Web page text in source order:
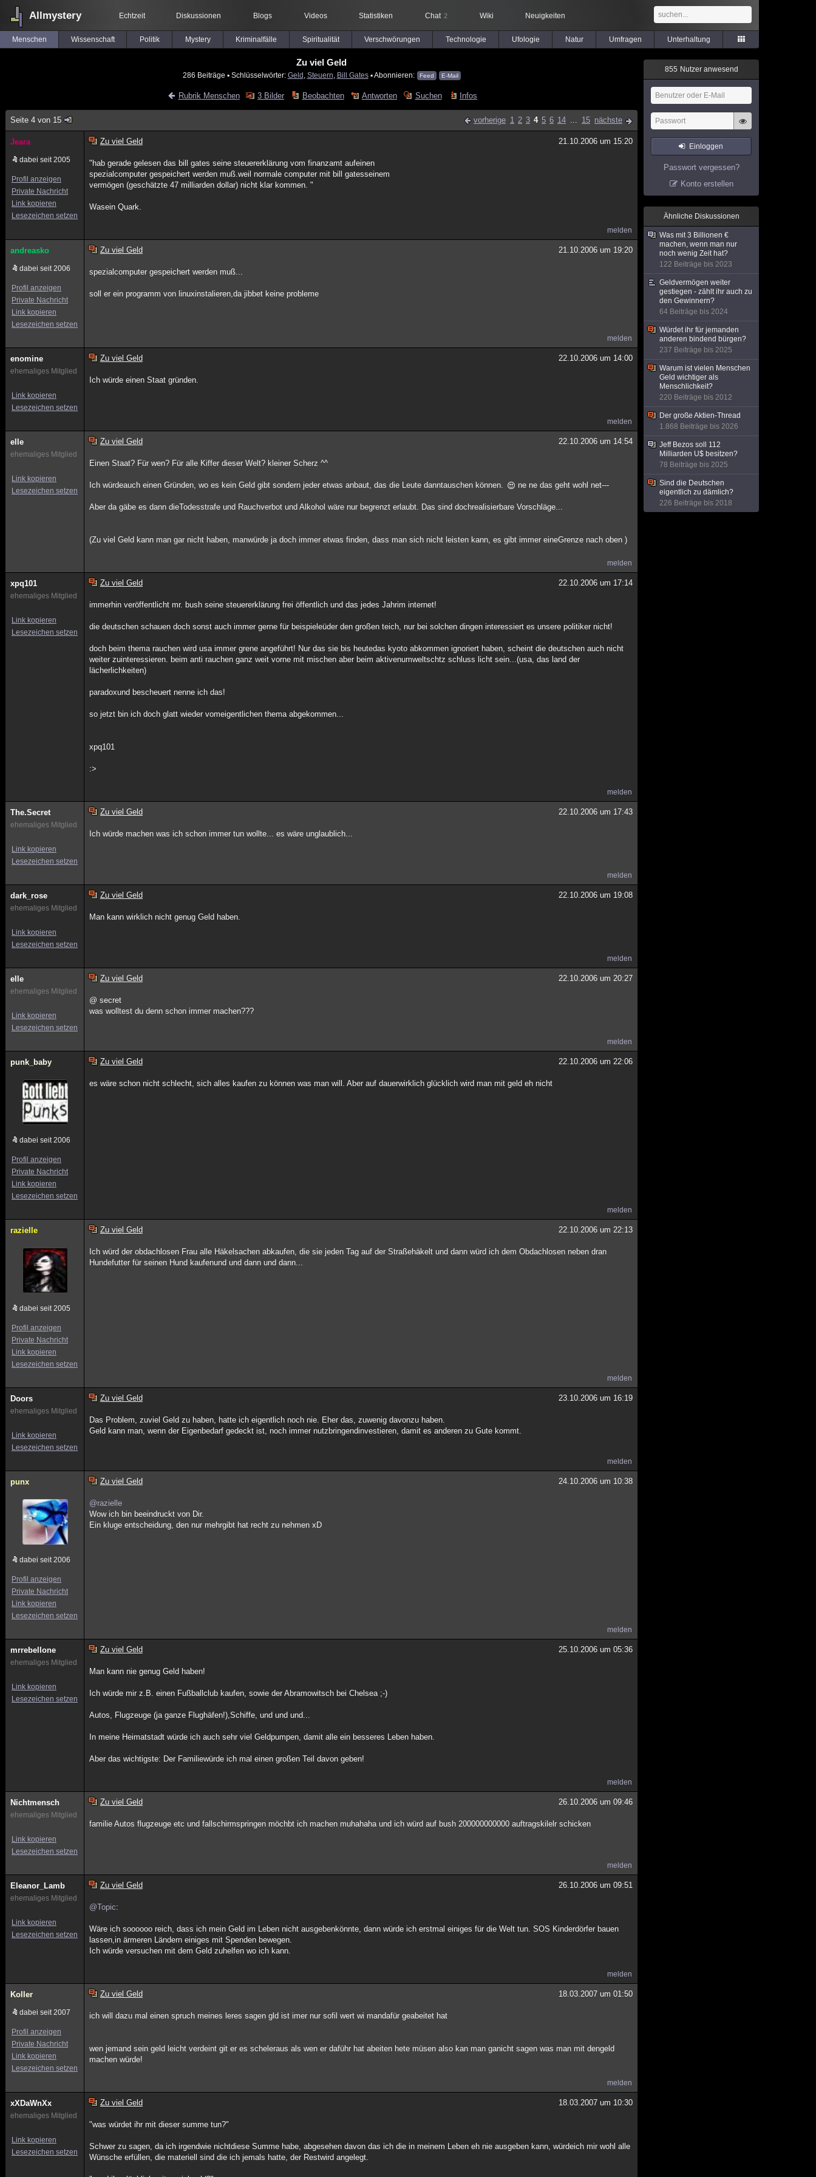
Allmystery Echtzeit Diskussionen Blogs Videos Statistiken Chat 2 Wiki Neuigkeiten
Menschen Wissenschaft Politik Mystery Kriminalfälle Spiritualität Verschwörungen Technologie Ufologie Natur Umfragen Unterhaltung
Zu viel Geld
286 Beiträge ▪ Schlüsselwörter: Geld Steuern Bill Gates▪ Abonnieren: Feed E-Mail
Rubrik Menschen 3 Bilder Beobachten Antworten Suchen Infos
Seite 4 von 15 vorherige 1 2 3 4 5 6 14 ... 15 nächste
Jeara
dabei seit 2005
Profil anzeigen
Private Nachricht
Link kopieren
Lesezeichen setzen
Zu viel Geld 21.10.2006 um 15:20
"hab gerade gelesen das bill gates seine steuererklärung vom finanzamt aufeinen
spezialcomputer gespeichert werden muß.weil normale computer mit bill gatesseinem
vermögen (geschätzte 47 milliarden dollar) nicht klar kommen. "
Wasein Quark.
melden
andreasko
dabei seit 2006
Profil anzeigen
Private Nachricht
Link kopieren
Lesezeichen setzen
Zu viel Geld 21.10.2006 um 19:20
spezialcomputer gespeichert werden muß...
soll er ein programm von linuxinstalieren,da jibbet keine probleme
melden
enomine
ehemaliges Mitglied
Link kopieren
Lesezeichen setzen
Zu viel Geld 22.10.2006 um 14:00
Ich würde einen Staat gründen.
melden
elle
ehemaliges Mitglied
Link kopieren
Lesezeichen setzen
Zu viel Geld 22.10.2006 um 14:54
Einen Staat? Für wen? Für alle Kiffer dieser Welt? kleiner Scherz ^^
Ich würdeauch einen Gründen, wo es kein Geld gibt sondern jeder etwas anbaut, das die Leute danntauschen können. ne ne das geht wohl net---
Aber da gäbe es dann dieTodesstrafe und Rauchverbot und Alkohol wäre nur begrenzt erlaubt. Das sind dochrealisierbare Vorschläge...
(Zu viel Geld kann man gar nicht haben, manwürde ja doch immer etwas finden, dass man sich nicht leisten kann, es gibt immer eineGrenze nach oben )
melden
xpq101
ehemaliges Mitglied
Link kopieren
Lesezeichen setzen
Zu viel Geld 22.10.2006 um 17:14
immerhin veröffentlicht mr. bush seine steuererklärung frei öffentlich und das jedes Jahrim internet!
die deutschen schauen doch sonst auch immer gerne für beispieleüder den großen teich, nur bei solchen dingen interessiert es unsere politiker nicht!
doch beim thema rauchen wird usa immer grene angeführt! Nur das sie bis heutedas kyoto abkommen ignoriert haben, scheint die deutschen auch nicht
weiter zuinteressieren. beim anti rauchen ganz weit vorne mit mischen aber beim aktivenumweltschtz schluss licht sein...(usa, das land der
lächerlichkeiten)
paradoxund bescheuert nenne ich das!
so jetzt bin ich doch glatt wieder vomeigentlichen thema abgekommen...
xpq101
:>
melden
The.Secret
ehemaliges Mitglied
Link kopieren
Lesezeichen setzen
Zu viel Geld 22.10.2006 um 17:43
Ich würde machen was ich schon immer tun wollte... es wäre unglaublich...
melden
dark_rose
ehemaliges Mitglied
Link kopieren
Lesezeichen setzen
Zu viel Geld 22.10.2006 um 19:08
Man kann wirklich nicht genug Geld haben.
melden
elle
ehemaliges Mitglied
Link kopieren
Lesezeichen setzen
Zu viel Geld 22.10.2006 um 20:27
@ secret
was wolltest du denn schon immer machen???
melden
punk_baby
dabei seit 2006
Profil anzeigen
Private Nachricht
Link kopieren
Lesezeichen setzen
Zu viel Geld 22.10.2006 um 22:06
es wäre schon nicht schlecht, sich alles kaufen zu können was man will. Aber auf dauerwirklich glücklich wird man mit geld eh nicht
melden
razielle
dabei seit 2005
Profil anzeigen
Private Nachricht
Link kopieren
Lesezeichen setzen
Zu viel Geld 22.10.2006 um 22:13
Ich würd der obdachlosen Frau alle Häkelsachen abkaufen, die sie jeden Tag auf der Straßehäkelt und dann würd ich dem Obdachlosen neben dran
Hundefutter für seinen Hund kaufenund und dann und dann...
melden
Doors
ehemaliges Mitglied
Link kopieren
Lesezeichen setzen
Zu viel Geld 23.10.2006 um 16:19
Das Problem, zuviel Geld zu haben, hatte ich eigentlich noch nie. Eher das, zuwenig davonzu haben.
Geld kann man, wenn der Eigenbedarf gedeckt ist, noch immer nutzbringendinvestieren, damit es anderen zu Gute kommt.
melden
punx
dabei seit 2006
Profil anzeigen
Private Nachricht
Link kopieren
Lesezeichen setzen
Zu viel Geld 24.10.2006 um 10:38
@razielle
Wow ich bin beeindruckt von Dir.
Ein kluge entscheidung, den nur mehrgibt hat recht zu nehmen xD
melden
mrrebellone
ehemaliges Mitglied
Link kopieren
Lesezeichen setzen
Zu viel Geld 25.10.2006 um 05:36
Man kann nie genug Geld haben!
Ich würde mir z.B. einen Fußballclub kaufen, sowie der Abramowitsch bei Chelsea ;-)
Autos, Flugzeuge (ja ganze Flughäfen!),Schiffe, und und und...
In meine Heimatstadt würde ich auch sehr viel Geldpumpen, damit alle ein besseres Leben haben.
Aber das wichtigste: Der Familiewürde ich mal einen großen Teil davon geben!
melden
Nichtmensch
ehemaliges Mitglied
Link kopieren
Lesezeichen setzen
Zu viel Geld 26.10.2006 um 09:46
familie Autos flugzeuge etc und fallschirmspringen möchbt ich machen muhahaha und ich würd auf bush 200000000000 auftragskilelr schicken
melden
Eleanor_Lamb
ehemaliges Mitglied
Link kopieren
Lesezeichen setzen
Zu viel Geld 26.10.2006 um 09:51
@Topic:
Wäre ich soooooo reich, dass ich mein Geld im Leben nicht ausgebenkönnte, dann würde ich erstmal einiges für die Welt tun. SOS Kinderdörfer bauen
lassen,in ärmeren Ländern einiges mit Spenden bewegen.
Ich würde versuchen mit dem Geld zuhelfen wo ich kann.
melden
Koller
dabei seit 2007
Profil anzeigen
Private Nachricht
Link kopieren
Lesezeichen setzen
Zu viel Geld 18.03.2007 um 01:50
ich will dazu mal einen spruch meines leres sagen gld ist imer nur sofil wert wi mandafür geabeitet hat
wen jemand sein geld leicht verdeint git er es scheleraus als wen er daführ hat abeiten hete müsen also kan man ganicht sagen was man mit dengeld
machen würde!
melden
xXDaWnXx
ehemaliges Mitglied
Link kopieren
Lesezeichen setzen
Zu viel Geld 18.03.2007 um 10:30
"was würdet ihr mit dieser summe tun?"
Schwer zu sagen, da ich irgendwie nichtdiese Summe habe, abgesehen davon das ich die in meinem Leben eh nie ausgeben kann, würdeich mir wohl alle
Wünsche erfüllen, die materiell sind die ich jemals hatte, der Restwird angelegt.
855 Nutzer anwesend
Einloggen
Passwort vergessen?
Konto erstellen
Ähnliche Diskussionen
Was mit 3 Billionen €
machen, wenn man nur
noch wenig Zeit hat?
122 Beiträge bis 2023
Geldvermögen weiter
gestiegen - zählt ihr auch zu
den Gewinnern?
64 Beiträge bis 2024
Würdet ihr für jemanden
anderen bindend bürgen?
237 Beiträge bis 2025
Warum ist vielen Menschen
Geld wichtiger als
Menschlichkeit?
220 Beiträge bis 2012
Der große Aktien-Thread
1.868 Beiträge bis 2026
Jeff Bezos soll 112
Milliarden U$ besitzen?
78 Beiträge bis 2025
Sind die Deutschen
eigentlich zu dämlich?
226 Beiträge bis 2018